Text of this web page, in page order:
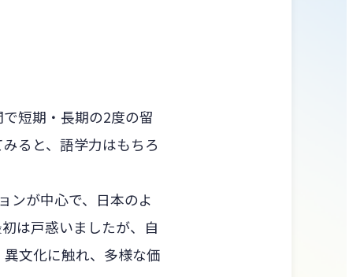
短期・長期の2度の留
ると、語学力はもちろ
ンが中心で、日本のよ
は戸惑いましたが、自
文化に触れ、多様な価